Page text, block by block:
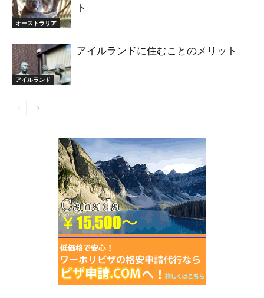
オーストラリア
ト
アイルランド
アイルランドに住むことのメリット